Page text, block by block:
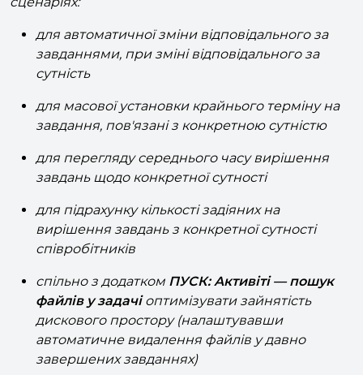
в бізнес-процесі. Наприклад, у наступних
сценаріях:
для автоматичної зміни відповідального за
завданнями, при зміні відповідального за
сутність
для масової установки крайнього терміну на
завдання, пов'язані з конкретною сутністю
для перегляду середнього часу вирішення
завдань щодо конкретної сутності
для підрахунку кількості задіяних на
вирішення завдань з конкретної сутності
співробітників
спільно з додаткомПУСК: Активіті — пошук
файлів у задачіоптимізувати зайнятість
дискового простору (налаштувавши
автоматичне видалення файлів у давно